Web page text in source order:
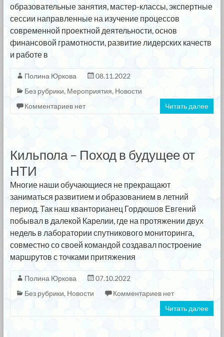
образовательные занятия, мастер-классы, экспертные
сессии направленные на изучение процессов
современной проектной деятельности, основ
финансовой грамотности, развитие лидерских качеств
и работе в
Полина Юркова
08.11.2022
Без рубрики, Мероприятия, Новости
Комментариев нет
Читать далее
Кильпола – Поход в будущее от
НТИ
Многие наши обучающиеся не прекращают
заниматься развитием и образованием в летний
период. Так наш кванторианец Гордюшов Евгений
побывал в далекой Карелии, где на протяжении двух
недель в лаборатории спутникового мониторинга,
совместно со своей командой создавал построение
маршрутов с точками притяжения
Полина Юркова
07.10.2022
Без рубрики, Новости
Комментариев нет
Читать далее